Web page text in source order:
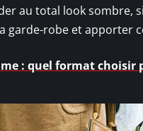
au total look sombre,
garde-robe et apporter
: quel format choisir